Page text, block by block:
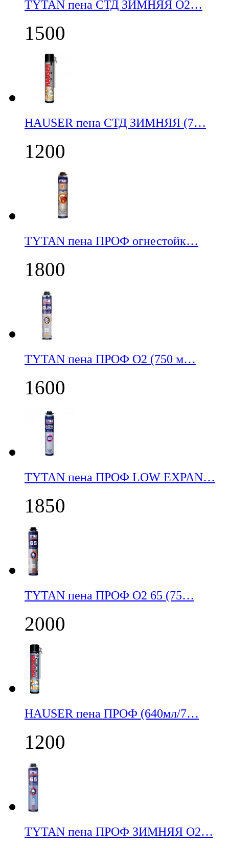
TYTAN пена СТД ЗИМНЯЯ О2…
1500
НАUSER пена СТД ЗИМНЯЯ (7…
1200
TYTAN пена ПРОФ огнестойк…
1800
TYTAN пена ПРОФ О2 (750 м…
1600
TYTAN пена ПРОФ LOW EXPAN…
1850
TYTAN пена ПРОФ О2 65 (75…
2000
НАUSER пена ПРОФ (640мл/7…
1200
TYTAN пена ПРОФ ЗИМНЯЯ О2…